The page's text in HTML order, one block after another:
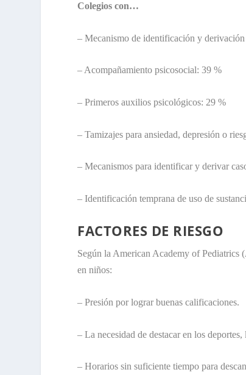
Colegios con…
– Mecanismo de identificación y
– Acompañamiento psicosocial: 39 %
– Primeros auxilios psicológicos: 29 %
– Tamizajes para ansiedad, depresión o
– Mecanismos para identificar y derivar
– Identificación temprana de uso de
FACTORES DE RIESGO
Según la American Academy of Pediatrics
en niños:
– Presión por lograr buenas calificaciones.
– La necesidad de destacar en los
– Horarios sin suficiente tiempo para